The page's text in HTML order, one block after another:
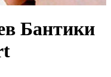
Бантики